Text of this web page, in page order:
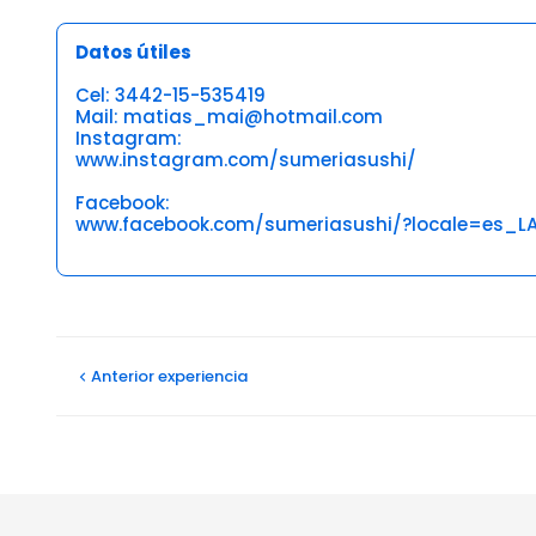
Datos útiles
Cel: 3442-15-535419
Mail: matias_mai@hotmail.com
Instagram:
www.instagram.com/sumeriasushi/
Facebook:
www.facebook.com/sumeriasushi/
Anteriorexperiencia